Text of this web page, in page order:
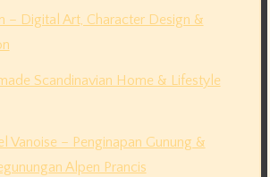
– Digital Art, Character Design &
Scandinavian Home & Lifestyle
Vanoise – Penginapan Gunung &
Alpen Prancis